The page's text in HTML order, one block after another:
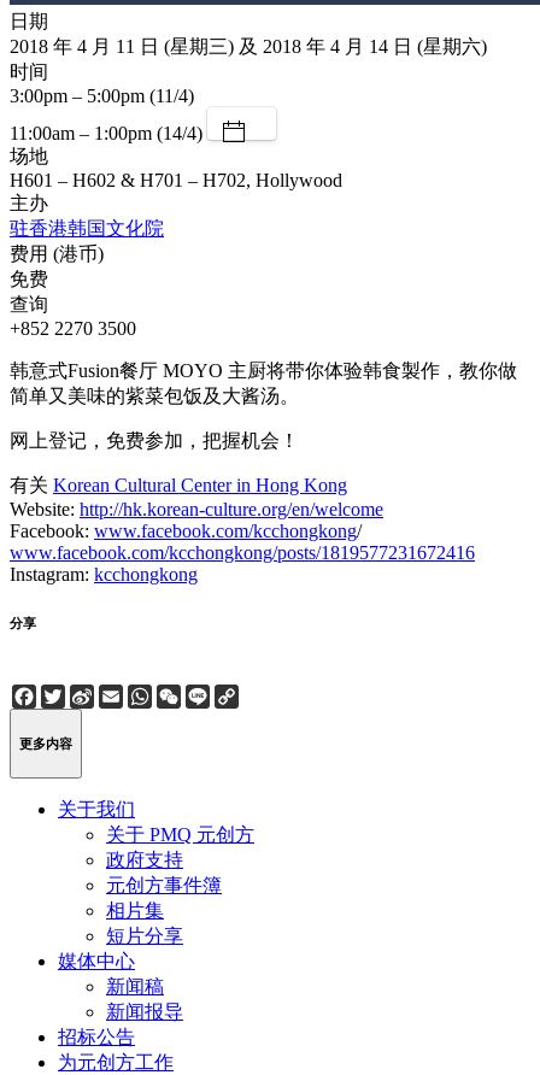
日期
2018 年 4 月 11 日 (星期三) 及 2018 年 4 月 14 日 (星期六)
时间
3:00pm – 5:00pm (11/4)
11:00am – 1:00pm (14/4)
场地
H601 – H602 & H701 – H702, Hollywood
主办
驻香港韩国文化院
费用 (港币)
免费
查询
+852 2270 3500
韩意式Fusion餐厅 MOYO 主厨将带你体验韩食製作，教你做
简单又美味的紫菜包饭及大酱汤。
网上登记，免费参加，把握机会！
有关 Korean Cultural Center in Hong Kong
Website: http://hk.korean-culture.org/en/welcome
Facebook: www.facebook.com/kcchongkong/
www.facebook.com/kcchongkong/posts/1819577231672416
Instagram: kcchongkong
分享
Facebook
Twitter
Sina
Weibo
EmailWhatsApp
WeChat
Line
更多内容
关于我们
关于 PMQ 元创方
政府支持
元创方事件簿
相片集
短片分享
媒体中心
新闻稿
新闻报导
招标公告
为元创方工作